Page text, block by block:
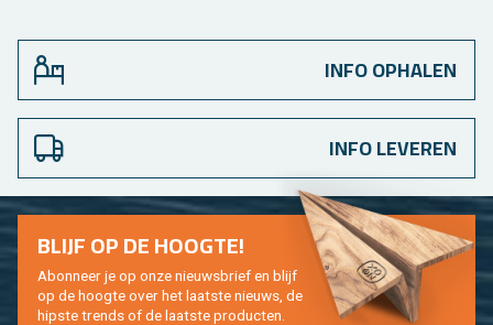
INFO OPHALEN
INFO LEVEREN
BLIJF OP DE HOOG­TE!
Abon­neer je op onze nieuws­brief en blijf
op de hoog­te over het laat­ste nieuws, de
hip­s­te trends of de laat­ste pro­duc­ten.